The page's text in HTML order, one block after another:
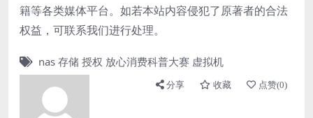
籍等各类媒体平台。如若本站内容侵犯了原著者的合法
权益，可联系我们进行处理。
nas 存储 授权 放心消费科普大赛 虚拟机
分享 收藏 点赞(0)